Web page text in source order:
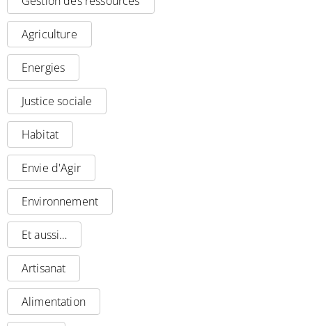
Agriculture
Energies
Justice sociale
Habitat
Envie d'Agir
Environnement
Et aussi…
Artisanat
Alimentation